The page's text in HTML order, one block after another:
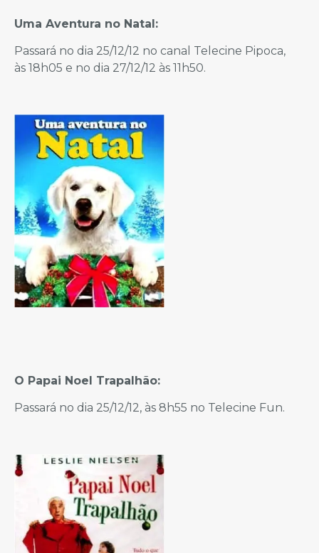
Uma Aventura no Natal:
Passará no dia 25/12/12 no canal Telecine Pipoca,
às 18h05 e no dia 27/12/12 às 11h50.
O Papai Noel Trapalhão:
Passará no dia 25/12/12, às 8h55 no Telecine Fun.